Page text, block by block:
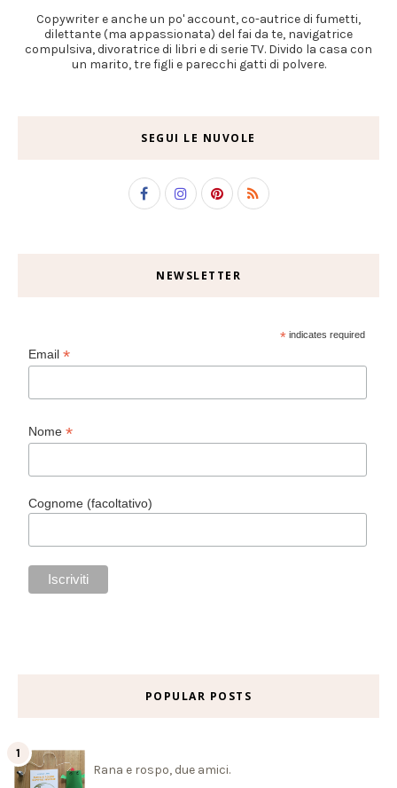
Copywriter e anche un po' account, co-autrice di fumetti,
dilettante (ma appassionata) del fai da te, navigatrice
compulsiva, divoratrice di libri e di serie TV. Divido la casa con
un marito, tre figli e parecchi gatti di polvere.
SEGUI LE NUVOLE
NEWSLETTER
* indicates required
Email*
Nome*
Cognome (facoltativo)
POPULAR POSTS
Rana e rospo, due amici.